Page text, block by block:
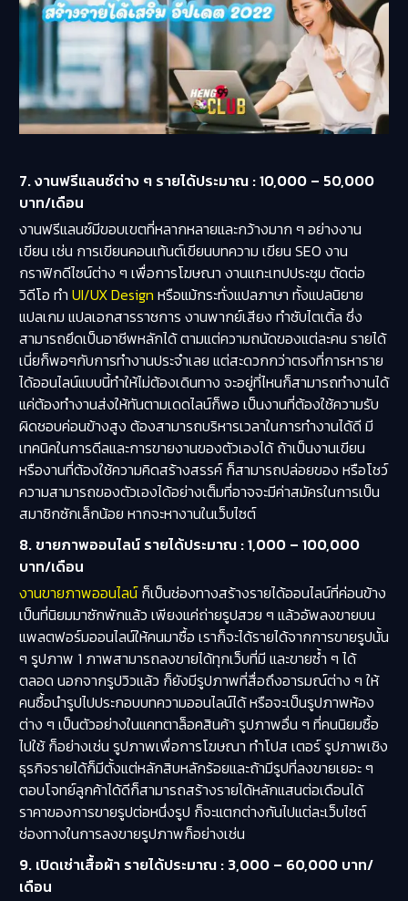
7. งานฟรีแลนซ์ต่าง ๆ รายได้ประมาณ : 10,000 – 50,000
บาท/เดือน
งานฟรีแลนซ์มีขอบเขตที่หลากหลายและกว้างมาก ๆ อย่างงาน
เขียน เช่น การเขียนคอนเท้นต์เขียนบทความ เขียน SEO งาน
กราฟิกดีไซน์ต่าง ๆ เพื่อการโฆษณา งานแกะเทปประชุม ตัดต่อ
วิดีโอ ทำ UI/UX Design หรือแม้กระทั่งแปลภาษา ทั้งแปลนิยาย
แปลเกม แปลเอกสารราชการ งานพากย์เสียง ทำซับไตเติ้ล ซึ่ง
สามารถยึดเป็นอาชีพหลักได้ ตามแต่ความถนัดของแต่ละคน รายได้
เนี่ยก็พอๆกับการทำงานประจำเลย แต่สะดวกกว่าตรงที่การหาราย
ได้ออนไลน์แบบนี้ทำให้ไม่ต้องเดินทาง จะอยู่ที่ไหนก็สามารถทำงานได้
แค่ต้องทำงานส่งให้ทันตามเดดไลน์ก็พอ เป็นงานที่ต้องใช้ความรับ
ผิดชอบค่อนข้างสูง ต้องสามารถบริหารเวลาในการทำงานได้ดี มี
เทคนิคในการดีลและการขายงานของตัวเองได้ ถ้าเป็นงานเขียน
หรืองานที่ต้องใช้ความคิดสร้างสรรค์ ก็สามารถปล่อยของ หรือโชว์
ความสามารถของตัวเองได้อย่างเต็มที่อาจจะมีค่าสมัครในการเป็น
สมาชิกซักเล็กน้อย หากจะหางานในเว็บไซต์
8. ขายภาพออนไลน์ รายได้ประมาณ : 1,000 – 100,000
บาท/เดือน
งานขายภาพออนไลน์ก็เป็นช่องทางสร้างรายได้ออนไลน์ที่ค่อนข้าง
เป็นที่นิยมมาซักพักแล้ว เพียงแค่ถ่ายรูปสวย ๆ แล้วอัพลงขายบน
แพลตฟอร์มออนไลน์ให้คนมาซื้อ เราก็จะได้รายได้จากการขายรูปนั้น
ๆ รูปภาพ 1 ภาพสามารถลงขายได้ทุกเว็บที่มี และขายซ้ำ ๆ ได้
ตลอด นอกจากรูปวิวแล้ว ก็ยังมีรูปภาพที่สื่อถึงอารมณ์ต่าง ๆ ให้
คนซื้อนำรูปไปประกอบบทความออนไลน์ได้ หรือจะเป็นรูปภาพห้อง
ต่าง ๆ เป็นตัวอย่างในแคทตาล็อคสินค้า รูปภาพอื่น ๆ ที่คนนิยมซื้อ
ไปใช้ ก็อย่างเช่น รูปภาพเพื่อการโฆษณา ทำโปส เตอร์ รูปภาพเชิง
ธุรกิจรายได้ก็มีตั้งแต่หลักสิบหลักร้อยและถ้ามีรูปที่ลงขายเยอะ ๆ
ตอบโจทย์ลูกค้าได้ดีก็สามารถสร้างรายได้หลักแสนต่อเดือนได้
ราคาของการขายรูปต่อหนึ่งรูป ก็จะแตกต่างกันไปแต่ละเว็บไซต์
ช่องทางในการลงขายรูปภาพก็อย่างเช่น
9. เปิดเช่าเสื้อผ้า รายได้ประมาณ : 3,000 – 60,000 บาท/
เดือน